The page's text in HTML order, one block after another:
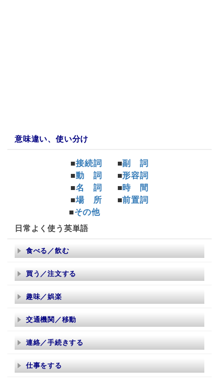
意味違い、使い分け
■接続詞 ■副 詞
■動 詞 ■形容詞
■名 詞 ■時 間
■場 所 ■前置詞
■その他
日常よく使う英単語
食べる／飲む
買う／注文する
趣味／娯楽
交通機関／移動
連絡／手続きする
仕事をする